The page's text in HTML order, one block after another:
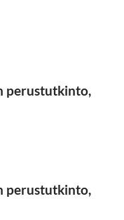
perustutkinto,
perustutkinto,